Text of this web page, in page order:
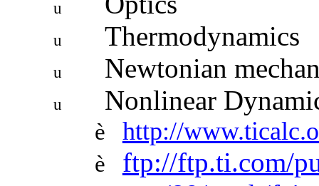
u
u Thermodynamics
u Newtonian
u Nonlinear
è http://
è
ftp://ftp.ti.com/